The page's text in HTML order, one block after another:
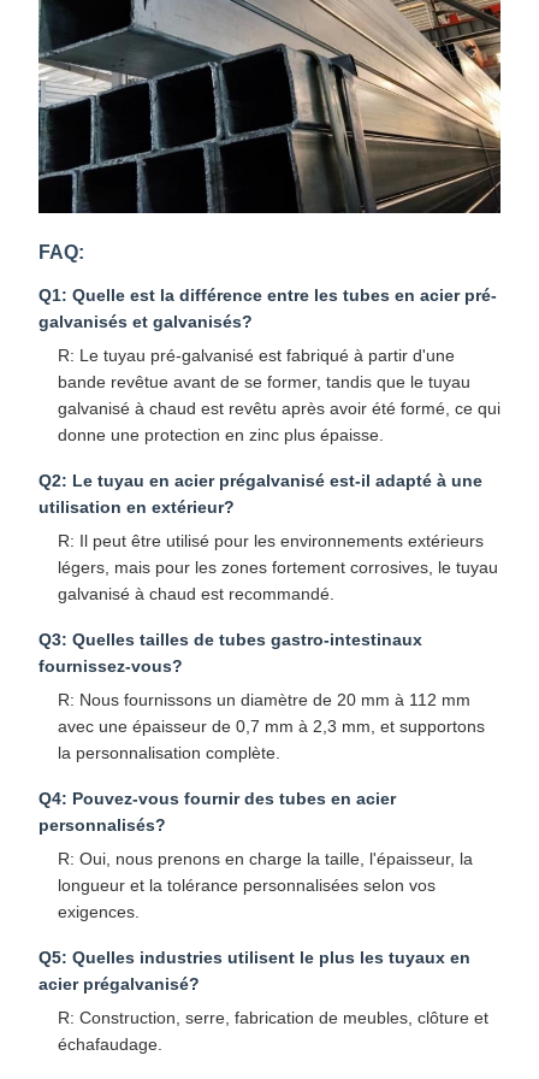
FAQ:
Q1: Quelle est la différence entre les tubes en acier pré-
galvanisés et galvanisés?
R: Le tuyau pré-galvanisé est fabriqué à partir d'une
bande revêtue avant de se former, tandis que le tuyau
galvanisé à chaud est revêtu après avoir été formé, ce qui
donne une protection en zinc plus épaisse.
Q2: Le tuyau en acier prégalvanisé est-il adapté à une
utilisation en extérieur?
R: Il peut être utilisé pour les environnements extérieurs
légers, mais pour les zones fortement corrosives, le tuyau
galvanisé à chaud est recommandé.
Q3: Quelles tailles de tubes gastro-intestinaux
fournissez-vous?
R: Nous fournissons un diamètre de 20 mm à 112 mm
avec une épaisseur de 0,7 mm à 2,3 mm, et supportons
la personnalisation complète.
Q4: Pouvez-vous fournir des tubes en acier
personnalisés?
R: Oui, nous prenons en charge la taille, l'épaisseur, la
longueur et la tolérance personnalisées selon vos
exigences.
Q5: Quelles industries utilisent le plus les tuyaux en
acier prégalvanisé?
R: Construction, serre, fabrication de meubles, clôture et
échafaudage.